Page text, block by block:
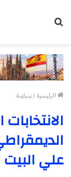
الرئيسية/سياسة
علي البيت